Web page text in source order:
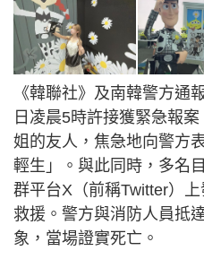
《韓聯社》及南韓警方通
日凌晨5時許接獲緊急報
姐的友人，焦急地向警方
輕生」。與此同時，多名
群平台X（前稱Twitter）
救援。警方與消防人員抵
象，當場證實死亡。